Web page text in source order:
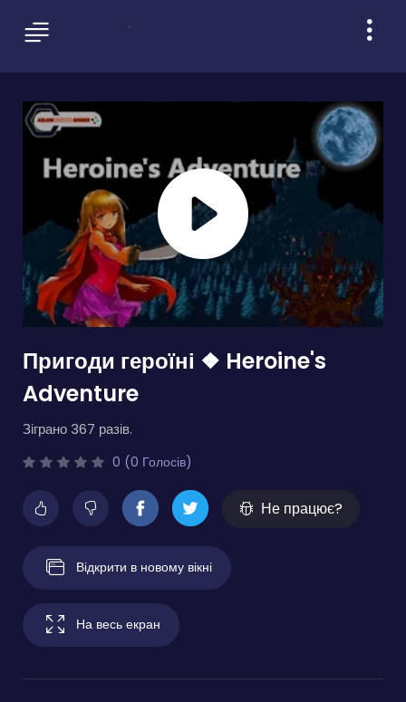
Пригоди героїні ❖ Heroine's
Adventure
Зіграно 367 разів.
0 (0 Голосів)
Не працює?
Відкрити в новому вікні
На весь екран